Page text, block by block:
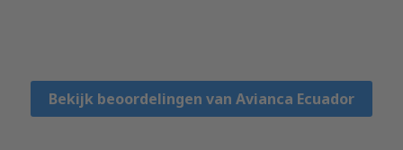
Bekijk beoordelingen van Avianca Ecuador